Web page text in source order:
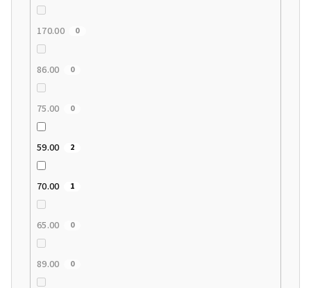
170.00 0
86.00 0
75.00 0
59.00 2
70.00 1
65.00 0
89.00 0